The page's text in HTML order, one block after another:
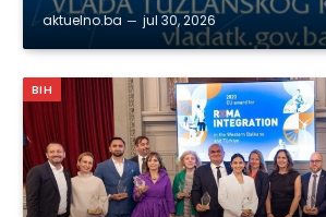
aktuelno.ba jul 30, 2026
BIH